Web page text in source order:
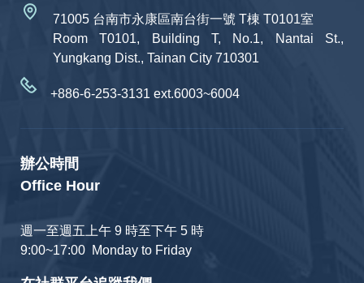
71005 台南市永康區南台街一號 T棟 T0101室
Room T0101, Building T, No.1, Nantai St.,
Yungkang Dist., Tainan City 710301
+886-6-253-3131 ext.6003~6004
辦公時間
Office Hour
週一至週五上午 9 時至下午 5 時
9:00~17:00 Monday to Friday